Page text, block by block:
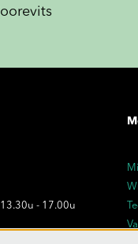
- 17.00u